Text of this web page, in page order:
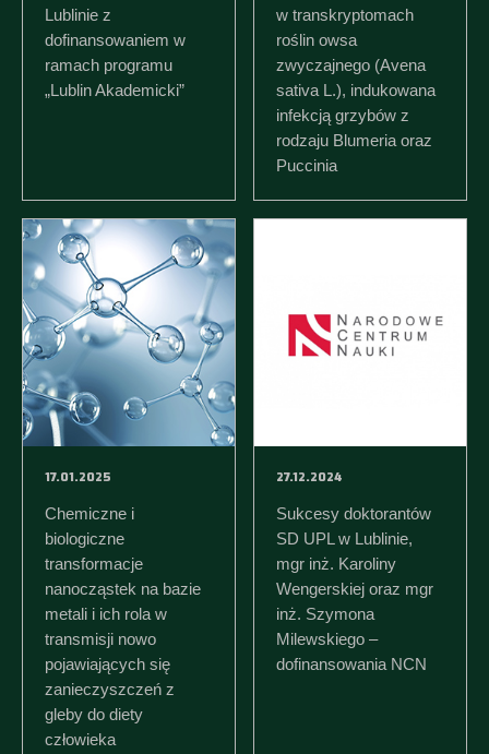
Lublinie z
dofinansowaniem w
ramach programu
„Lublin Akademicki”
w transkryptomach
roślin owsa
zwyczajnego (Avena
sativa L.), indukowana
infekcją grzybów z
rodzaju Blumeria oraz
Puccinia
17.01.2025
Chemiczne i
biologiczne
transformacje
nanocząstek na bazie
metali i ich rola w
transmisji nowo
pojawiających się
zanieczyszczeń z
gleby do diety
człowieka
27.12.2024
Sukcesy doktorantów
SD UPL w Lublinie,
mgr inż. Karoliny
Wengerskiej oraz mgr
inż. Szymona
Milewskiego –
dofinansowania NCN